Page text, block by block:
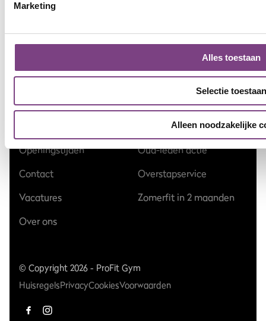
Marketing
Alles toestaan
Selectie toestaan
Alleen noodzakelijke
Sportschool Groningen
Sportschool Hardenberg
ProFit Gym
Blog
Openingstijden
Contact
Vacatures
Over ons
Gymlessen
Bedrijfsfitness
Oud-leden actie
Overstapservice
Zomerfit in 2 maanden
© Copyright 2026 - ProFit Gym
HuisregelsPrivacyCookiesVoorwaarden